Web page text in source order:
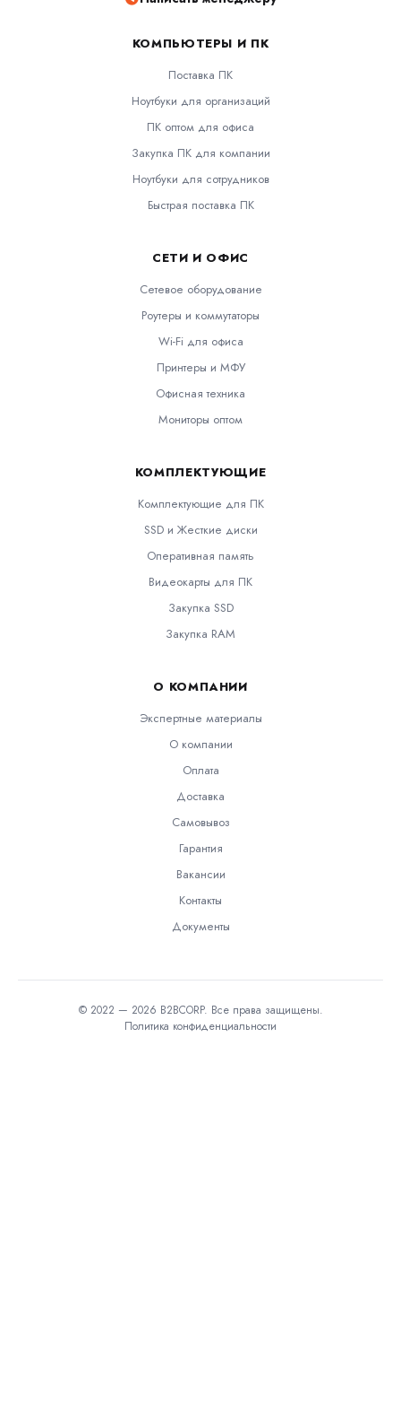
КОМПЬЮТЕРЫ И ПК
Поставка ПК
Ноутбуки для организаций
ПК оптом для офиса
Закупка ПК для компании
Ноутбуки для сотрудников
Быстрая поставка ПК
СЕТИ И ОФИС
Сетевое оборудование
Роутеры и коммутаторы
Wi-Fi для офиса
Принтеры и МФУ
Офисная техника
Мониторы оптом
КОМПЛЕКТУЮЩИЕ
Комплектующие для ПК
SSD и Жесткие диски
Оперативная память
Видеокарты для ПК
Закупка SSD
Закупка RAM
О КОМПАНИИ
Экспертные материалы
О компании
Оплата
Доставка
Самовывоз
Гарантия
Вакансии
Контакты
Документы
© 2022 — 2026 B2BCORP. Все права защищены.
Политика конфиденциальности